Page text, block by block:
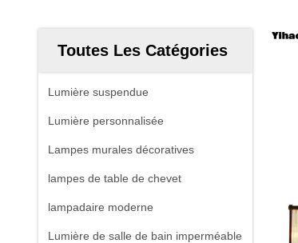
Toutes Les Catégories
Lumière suspendue
Lumière personnalisée
Lampes murales décoratives
lampes de table de chevet
lampadaire moderne
Lumière de salle de bain imperméable